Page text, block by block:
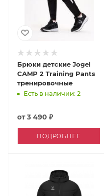
Брюки детские Jogel
CAMP 2 Training Pants
тренировочные
Есть в наличии: 2
от3 490 ₽
ПОДРОБНЕЕ